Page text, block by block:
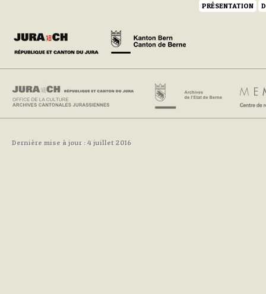
PRÉSENTATION
Dernière mise à jour : 4 juillet 2016